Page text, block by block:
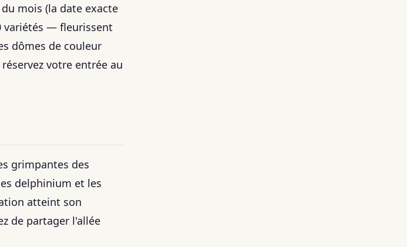
mois (la date exacte
variétés — fleurissent
dômes de couleur
votre entrée au
grimpantes des
delphinium et les
atteint son
de partager l'allée